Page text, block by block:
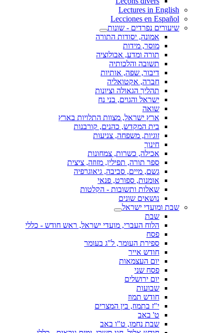
Lectures in English
Lecciones en Español
שיעורים נפרדים - שונות
אמונה, יסודות התורה
מוסר, מידות
תורה ומדע, אבולוציה
תשובה והלכותיה
דיבור, שפה, אותיות
חברה, אקטואליה
תהליך הגאולה וציונות
ישראל והגוים, בני נח
שואה
ארץ ישראל, מצוות התלויות בארץ
בית המקדש, כהנים, קורבנות
זוגיות, משפחה, צניעות
חינוך
אכילה, כשרות, צמחונות
ספר תורה, תפילין, מזוזה, ציצית
גשם, מיים, סביבה, גיאוגרפיה
אומנות, ספורט, פנאי
שאלות ותשובות - הקלטות
נושאים שונים
שבת ומועדי ישראל
שבת
הלוח העברי, מועדי ישראל, ראש חודש - כללי
פסח
ספירת העומר, ל"ג בעומר
חודש אייר
יום העצמאות
פסח שני
יום ירושלים
שבועות
חודש תמוז
י"ז בתמוז, בין המצרים
ט' באב
שבת נחמו, ט"ו באב